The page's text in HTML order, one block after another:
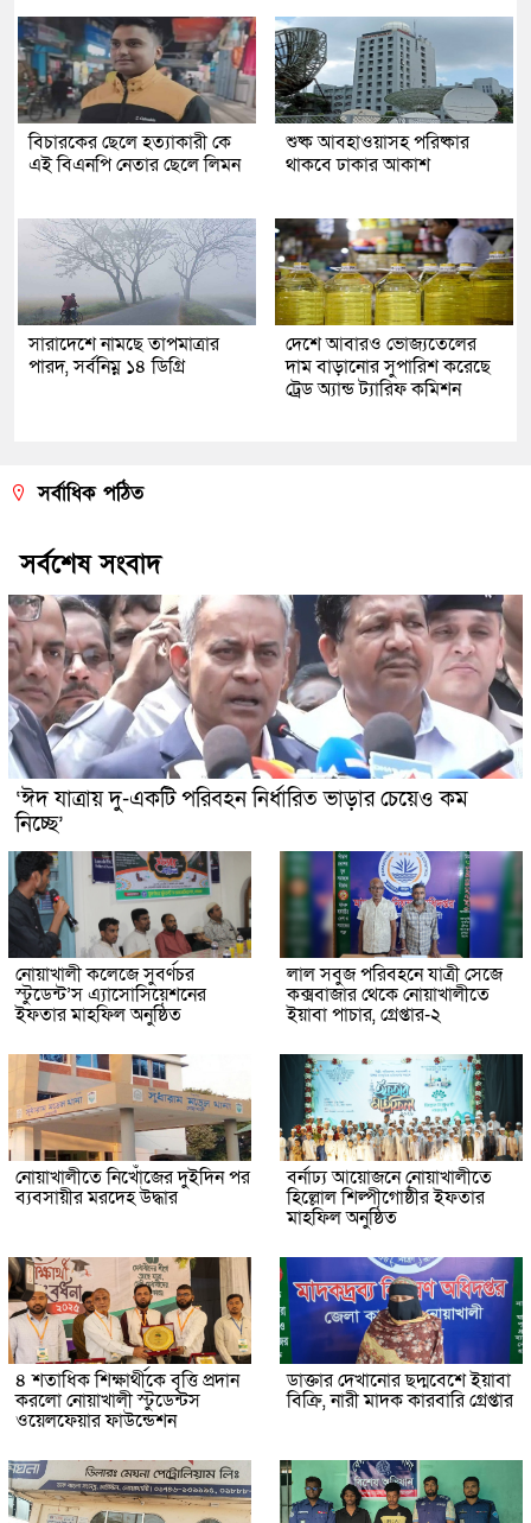
বিচারকের ছেলে হত্যাকারী কে
এই বিএনপি নেতার ছেলে লিমন
শুষ্ক আবহাওয়াসহ পরিষ্কার
থাকবে ঢাকার আকাশ
সারাদেশে নামছে তাপমাত্রার
পারদ, সর্বনিম্ন ১৪ ডিগ্রি
দেশে আবারও ভোজ্যতেলের
দাম বাড়ানোর সুপারিশ করেছে
ট্রেড অ্যান্ড ট্যারিফ কমিশন
সর্বাধিক পঠিত
সর্বশেষ সংবাদ
‘ঈদ যাত্রায় দু-একটি পরিবহন নির্ধারিত ভাড়ার চেয়েও কম
নিচ্ছে’
নোয়াখালী কলেজে সুবর্ণচর
স্টুডেন্ট’স এ্যাসোসিয়েশনের
ইফতার মাহফিল অনুষ্ঠিত
লাল সবুজ পরিবহনে যাত্রী সেজে
কক্সবাজার থেকে নোয়াখালীতে
ইয়াবা পাচার, গ্রেপ্তার-২
নোয়াখালীতে নিখোঁজের দুইদিন পর
ব্যবসায়ীর মরদেহ উদ্ধার
বর্নাঢ্য আয়োজনে নোয়াখালীতে
হিল্লোল শিল্পীগোষ্ঠীর ইফতার
মাহফিল অনুষ্ঠিত
৪ শতাধিক শিক্ষার্থীকে বৃত্তি প্রদান
করলো নোয়াখালী স্টুডেন্টস
ওয়েলফেয়ার ফাউন্ডেশন
ডাক্তার দেখানোর ছদ্মবেশে ইয়াবা
বিক্রি, নারী মাদক কারবারি গ্রেপ্তার